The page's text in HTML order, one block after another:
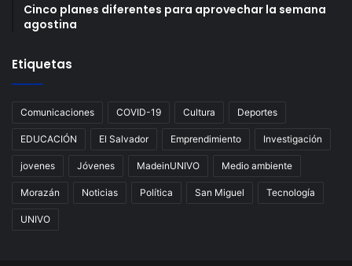
Cinco planes diferentes para aprovechar la semana
agostina
Etiquetas
Comunicaciones COVID-19 Cultura Deportes
EDUCACIÓN El Salvador Emprendimiento Investigación
jovenes Jóvenes MadeinUNIVO Medio ambiente
Morazán Noticias Política San Miguel Tecnología
UNIVO